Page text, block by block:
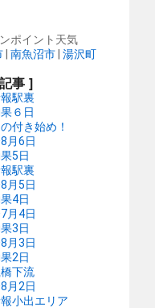
ポイント天気
南魚沼市 湯沢町
事 ]
駅裏
６日
付き始め！
月6日
5日
駅裏
月5日
4日
月4日
3日
月3日
2日
下流
月2日
小出エリア